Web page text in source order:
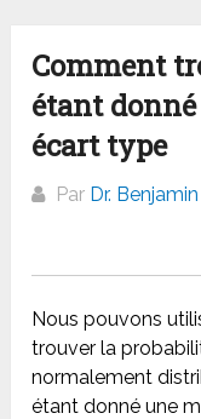
Comment
étant
écart type
Par Dr.
Nous pouvons
trouver la
normalement
étant donné une